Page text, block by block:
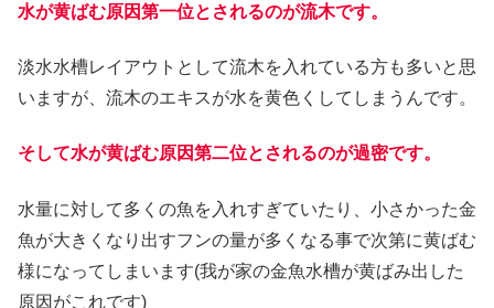
水が黄ばむ原因第一位とされるのが流木です。
淡水水槽レイアウトとして流木を入れている方も多いと思
いますが、流木のエキスが水を黄色くしてしまうんです。
そして水が黄ばむ原因第二位とされるのが過密です。
水量に対して多くの魚を入れすぎていたり、小さかった金
魚が大きくなり出すフンの量が多くなる事で次第に黄ばむ
様になってしまいます(我が家の金魚水槽が黄ばみ出した
原因がこれです)